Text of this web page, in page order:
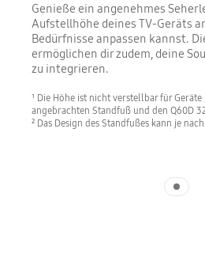
Genieße ein angenehmes
Aufstellhöhe deines TV-Geräts
Bedürfnisse anpassen kannst.
ermöglichen dir zudem, deine
zu integrieren.
¹ Die Höhe ist nicht verstellbar für
angebrachten Standfuß und den Q60D
² Das Design des Standfußes kann je